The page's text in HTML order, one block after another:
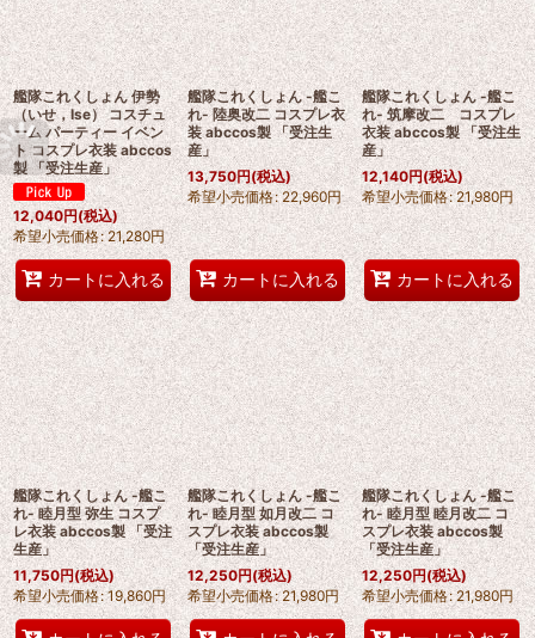
艦隊これくしょん 伊勢
（いせ，Ise） コスチュ
ーム パーティー イベン
ト コスプレ衣装 abccos
製 「受注生産」
12,040円(税込)
希望小売価格: 21,280円
カートに入れる
艦隊これくしょん -艦こ
れ- 陸奥改二 コスプレ衣
装 abccos製 「受注生
産」
13,750円(税込)
希望小売価格: 22,960円
カートに入れる
艦隊これくしょん -艦こ
れ- 筑摩改二 コスプレ
衣装 abccos製 「受注生
産」
12,140円(税込)
希望小売価格: 21,980円
カートに入れる
艦隊これくしょん -艦こ
れ- 睦月型 弥生 コスプ
レ衣装 abccos製 「受注
生産」
11,750円(税込)
希望小売価格: 19,860円
艦隊これくしょん -艦こ
れ- 睦月型 如月改二 コ
スプレ衣装 abccos製
「受注生産」
12,250円(税込)
希望小売価格: 21,980円
艦隊これくしょん -艦こ
れ- 睦月型 睦月改二 コ
スプレ衣装 abccos製
「受注生産」
12,250円(税込)
希望小売価格: 21,980円